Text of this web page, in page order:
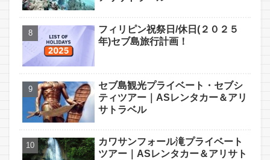
フィリピン祝祭日/休日(２０２５
年)セブ島旅行計画！
セブ島観光プライベート・セブシ
ティツアー｜ASレンタカー＆アリ
サトラベル
カワサンフォール滝プライベート
ツアー｜ASレンタカー＆アリサト